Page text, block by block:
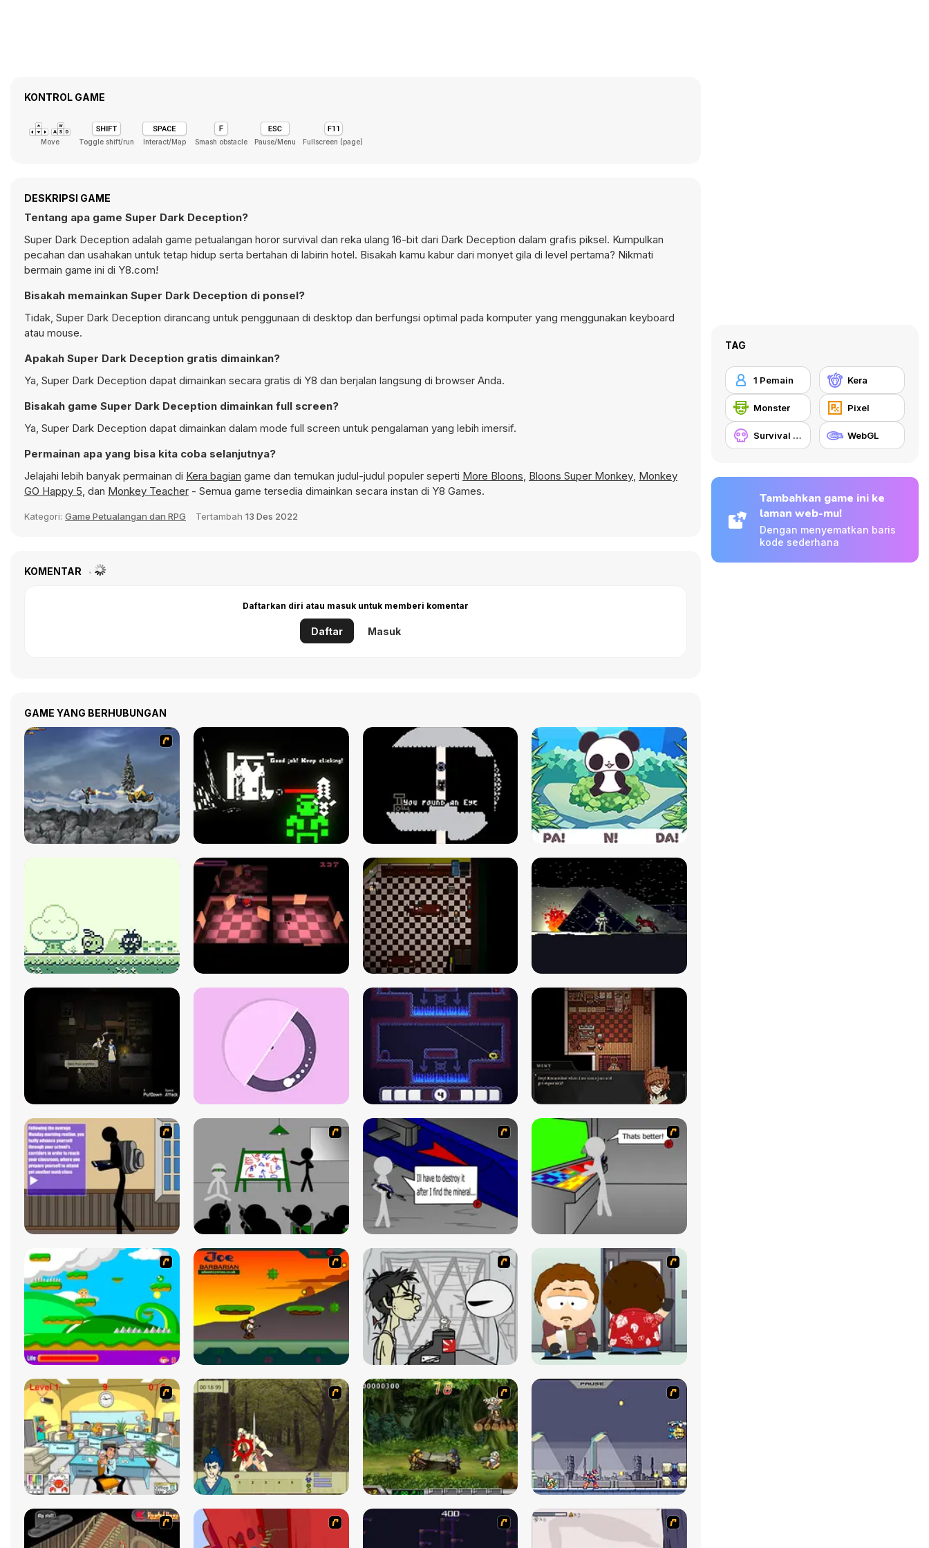
KONTROL GAME
Move Toggle shift/run Interact/Map Smash obstacle Pause/Menu Fullscreen (page)
DESKRIPSI GAME
Tentang apa game Super Dark Deception?
Super Dark Deception adalah game petualangan horor survival dan reka ulang 16-bit dari Dark Deception dalam grafis piksel. Kumpulkan
pecahan dan usahakan untuk tetap hidup serta bertahan di labirin hotel. Bisakah kamu kabur dari monyet gila di level pertama? Nikmati
bermain game ini di Y8.com!
Bisakah memainkan Super Dark Deception di ponsel?
Tidak, Super Dark Deception dirancang untuk penggunaan di desktop dan berfungsi optimal pada komputer yang menggunakan keyboard
atau mouse.
Apakah Super Dark Deception gratis dimainkan?
Ya, Super Dark Deception dapat dimainkan secara gratis di Y8 dan berjalan langsung di browser Anda.
Bisakah game Super Dark Deception dimainkan full screen?
Ya, Super Dark Deception dapat dimainkan dalam mode full screen untuk pengalaman yang lebih imersif.
Permainan apa yang bisa kita coba selanjutnya?
Jelajahi lebih banyak permainan di Kera bagian game dan temukan judul-judul populer seperti More Bloons, Bloons Super Monkey, Monkey
GO Happy 5, dan Monkey Teacher - Semua game tersedia dimainkan secara instan di Y8 Games.
Kategori: Game Petualangan dan RPG Tertambah 13 Des 2022
KOMENTAR
Daftarkan diri atau masuk untuk memberi komentar
Daftar Masuk
GAME YANG BERHUBUNGAN
TAG
1 Pemain Kera
Monster Pixel
Survival Horor WebGL
Tambahkan game ini ke
laman web-mu!
Dengan menyematkan baris
kode sederhana